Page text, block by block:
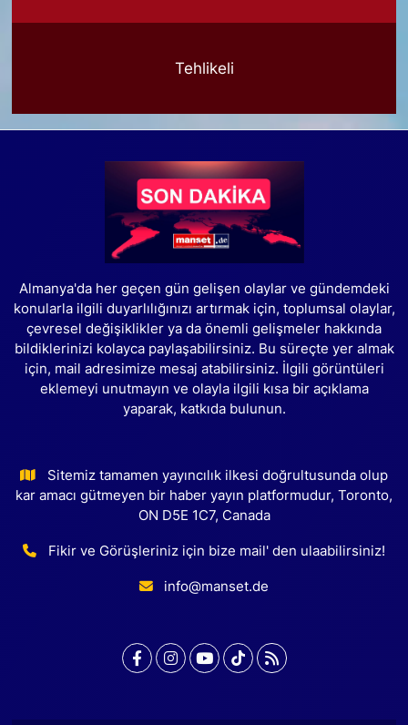
Tehlikeli
Almanya'da her geçen gün gelişen olaylar ve gündemdeki
konularla ilgili duyarlılığınızı artırmak için, toplumsal olaylar,
çevresel değişiklikler ya da önemli gelişmeler hakkında
bildiklerinizi kolayca paylaşabilirsiniz. Bu süreçte yer almak
için, mail adresimize mesaj atabilirsiniz. İlgili görüntüleri
eklemeyi unutmayın ve olayla ilgili kısa bir açıklama
yaparak, katkıda bulunun.
Sitemiz tamamen yayıncılık ilkesi doğrultusunda olup
kar amacı gütmeyen bir haber yayın platformudur, Toronto,
ON D5E 1C7, Canada
Fikir ve Görüşleriniz için bize mail' den ulaabilirsiniz!
info@manset.de